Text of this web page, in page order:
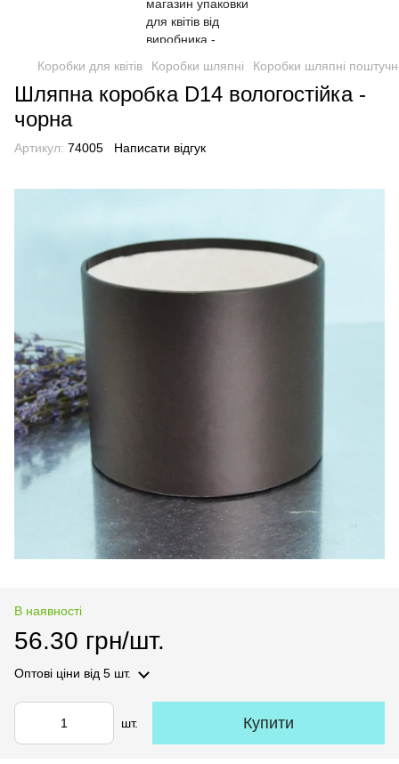
Коробки для квітів Коробки шляпні Коробки шляпні
Шляпна коробка D14 вологостійка -
чорна
Артикул: 74005 Написати відгук
В наявності
56.30 грн/шт.
Оптові ціни від 5 шт.
шт. Купити